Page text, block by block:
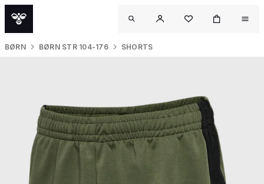
BØRN BØRN STR 104-176 SHORTS